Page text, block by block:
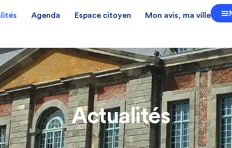
Agenda Espace citoyen Mon avis, ma ville
Actualités